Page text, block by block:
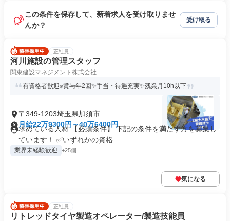
この条件を保存して、新着求人を受け取りませ
んか？
受け取る
正社員
河川施設の管理スタッフ
関東建設マネジメント株式会社
有資格者歓迎✊賞与年2回✨手当・待遇充実✨残業月10h以下
〒349-1203埼玉県加須市
月給22万9300円～40万6400円
求めている人材 【必須条件】 下記の条件を満たす方を募集し
ています！ ✅いずれかの資格...
業界未経験歓迎 +25個
気になる
正社員
リトレッドタイヤ製造オペレーター/製造技能員